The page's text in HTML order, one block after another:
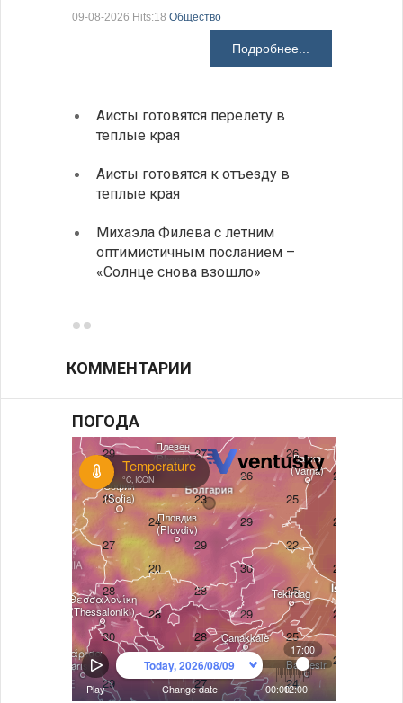
09-08-2026 Hits:18 Общество
Подробнее...
Аисты готовятся перелету в
теплые края
Аисты готовятся к отъезду в
теплые края
Михаэла Филева с летним
оптимистичным посланием –
«Солнце снова взошло»
КОММЕНТАРИИ
ПОГОДА